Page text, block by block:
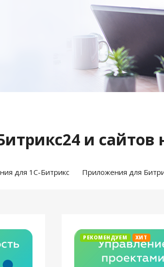
и сайтов
для 1С-Битрикс Приложения для
РЕКОМЕНДУЕМ ХИТ